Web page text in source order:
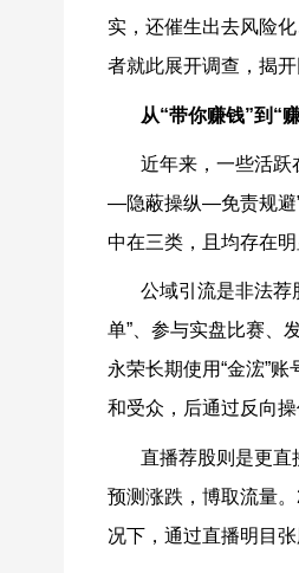
实，还催生出去风险
者就此展开调查，揭
从“带你赚钱”到 “
近年来，一些活跃
—隐蔽操纵—免责规避
中在三类，且均存在明
公域引流是非法荐
单” 、参与实盘比赛、
永荣长期使用“金浤”账
和受众，后通过反向操
直播荐股则是更直
预测涨跌，博取流量。
况下，通过直播明目